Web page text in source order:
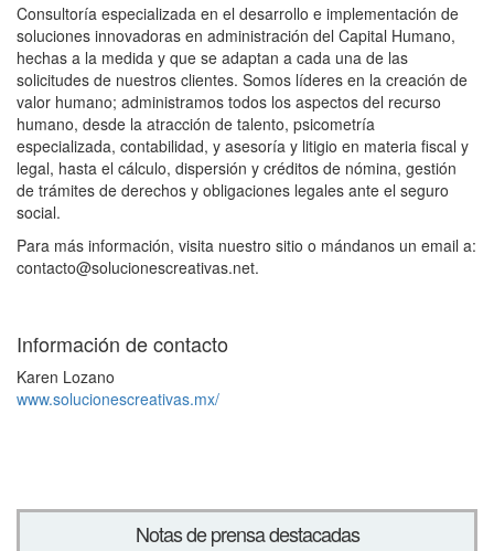
Consultoría especializada en el desarrollo e implementación de
soluciones innovadoras en administración del Capital Humano,
hechas a la medida y que se adaptan a cada una de las
solicitudes de nuestros clientes. Somos líderes en la creación de
valor humano; administramos todos los aspectos del recurso
humano, desde la atracción de talento, psicometría
especializada, contabilidad, y asesoría y litigio en materia fiscal y
legal, hasta el cálculo, dispersión y créditos de nómina, gestión
de trámites de derechos y obligaciones legales ante el seguro
social.
Para más información, visita nuestro sitio o mándanos un email a:
contacto@solucionescreativas.net.
Información de contacto
Karen Lozano
www.solucionescreativas.mx/
Notas de prensa destacadas